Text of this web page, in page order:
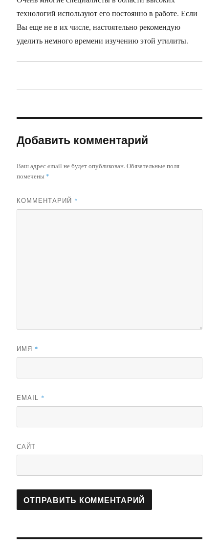
технологий используют его постоянно в работе. Если
Вы еще не в их числе, настоятельно рекомендую
уделить немного времени изучению этой утилиты.
Добавить комментарий
Ваш адрес email не будет опубликован.Обязательные поля
помечены *
КОММЕНТАРИЙ *
ИМЯ *
EMAIL *
САЙТ